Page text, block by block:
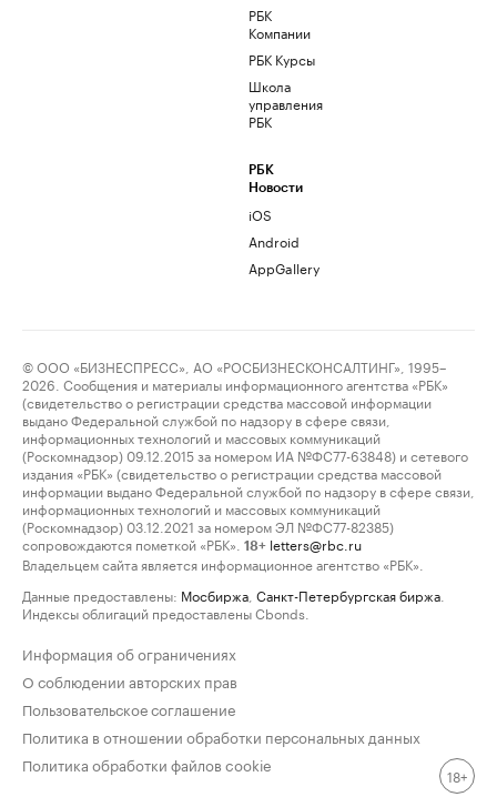
РБК
Компании
РБК Курсы
Школа
управления
РБК
РБК
Новости
iOS
Android
AppGallery
© ООО «БИЗНЕСПРЕСС», АО «РОСБИЗНЕСКОНСАЛТИНГ», 1995–
2026. Сообщения и материалы информационного агентства «РБК»
(свидетельство о регистрации средства массовой информации
выдано Федеральной службой по надзору в сфере связи,
информационных технологий и массовых коммуникаций
(Роскомнадзор) 09.12.2015 за номером ИА №ФС77-63848) и сетевого
издания «РБК» (свидетельство о регистрации средства массовой
информации выдано Федеральной службой по надзору в сфере связи,
информационных технологий и массовых коммуникаций
(Роскомнадзор) 03.12.2021 за номером ЭЛ №ФС77-82385)
сопровождаются пометкой «РБК».
18+ letters@rbc.ru
Владельцем сайта является информационное агентство «РБК».
Данные предоставлены: Мосбиржа Санкт-Петербургская биржа
Индексы облигаций предоставлены Cbonds.
Информация об ограничениях
О соблюдении авторских прав
Пользовательское соглашение
Политика в отношении обработки персональных данных
Политика обработки файлов cookie
18+